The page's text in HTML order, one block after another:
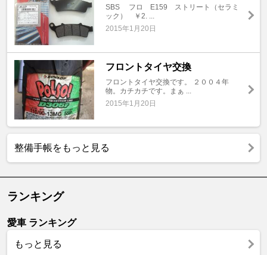
SBS フロ E159 ストリート（セラミ
ック） ￥2. ...
2015年1月20日
フロントタイヤ交換
フロントタイヤ交換です。 ２００４年
物。カチカチです。まぁ ...
2015年1月20日
整備手帳をもっと見る
ランキング
愛車 ランキング
もっと見る